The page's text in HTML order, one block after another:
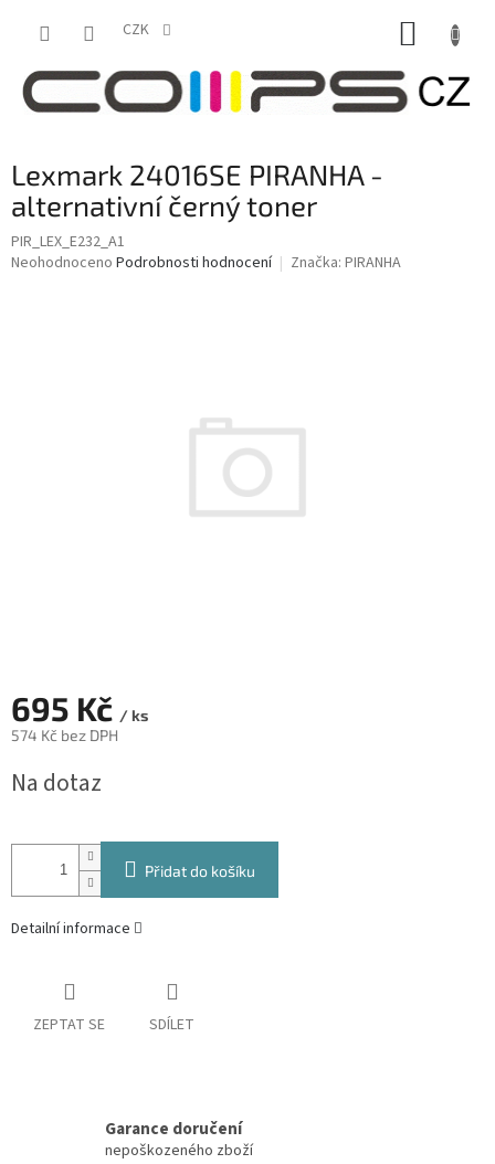
CZK
Lexmark 24016SE PIRANHA -
alternativní černý toner
PIR_LEX_E232_A1
Průměrné
Neohodnoceno Podrobnosti hodnocení Značka: PIRANHA
695 Kč / ks
574 Kč bez DPH
cena:
Na dotaz
Přidat do košíku
Detailní informace
ZEPTAT SE SDÍLET
Garance doručení
nepoškozeného zboží